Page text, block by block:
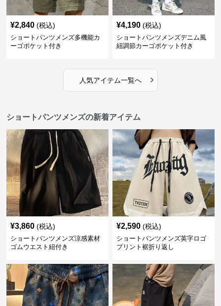
¥2,840 (税込)
ショートパンツメンズ多機能カ
ーゴポケット付き
¥4,190 (税込)
ショートパンツメンズデニム風
紐調節カーゴポケット付き
人気アイテム一覧へ ›
ショートパンツメンズの新着アイテム
¥3,860 (税込)
ショートパンツメンズ涼感素材
ゴムウエスト紐付き
¥2,590 (税込)
ショートパンツメンズ英字ロゴ
プリント裾折り返し